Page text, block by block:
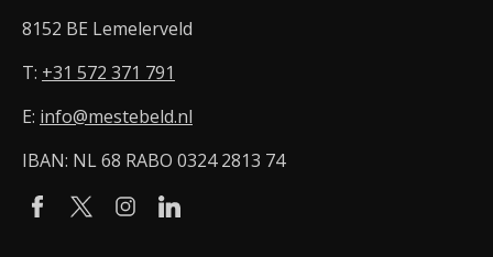
8152 BE Lemelerveld
T: +31 572 371 791
E: info@mestebeld.nl
IBAN: NL 68 RABO 0324 2813 74